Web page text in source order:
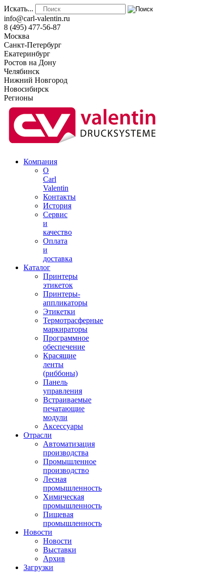
Искать...
info@carl-valentin.ru
8 (495) 477-56-87
Москва
Санкт-Петербург
Екатеринбург
Ростов на Дону
Челябинск
Нижний Новгород
Новосибирск
Регионы
Компания
О
Carl
Valentin
Контакты
История
Сервис
и
качество
Оплата
и
доставка
Каталог
Принтеры
этикеток
Принтеры-
аппликаторы
Этикетки
Термотрасферные
маркираторы
Программное
обеспечение
Красящие
ленты
(риббоны)
Панель
управления
Встраиваемые
печатающие
модули
Аксессуары
Отрасли
Автоматизация
производства
Промышленное
производство
Лесная
промышленность
Химическая
промышленность
Пищевая
промышленность
Новости
Новости
Выставки
Архив
Загрузки